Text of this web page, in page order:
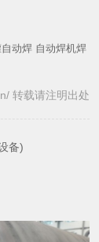
动焊 自动焊机焊
转载请注明出处
备)